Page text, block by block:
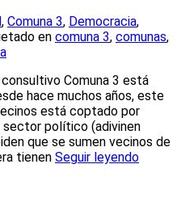
, Comuna 3, Democracia,
en comuna 3, comunas,
Comuna 3 está
hace muchos años, este
está coptado por
sector político (adivinen
que se sumen vecinos de
tienen Seguir leyendo